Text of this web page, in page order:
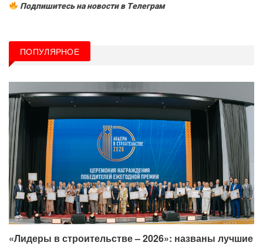
Подпишитесь на новости в Tелеграм
ПОПУЛЯРНОЕ
«Лидеры в строительстве – 2026»: названы лучшие